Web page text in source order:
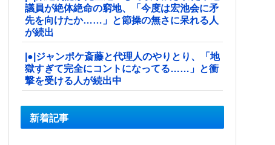
議員が絶体絶命の窮地、「今度は宏池会に矛
先を向けたか……」と節操の無さに呆れる人
が続出
|●|ジャンポケ斎藤と代理人のやりとり、「地
獄すぎて完全にコントになってる……」と衝
撃を受ける人が続出中
新着記事